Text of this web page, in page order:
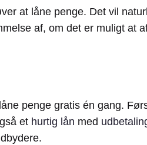
at låne penge. Det vil
af, om det er muligt at
penge gratis én gang.
et hurtig lån med